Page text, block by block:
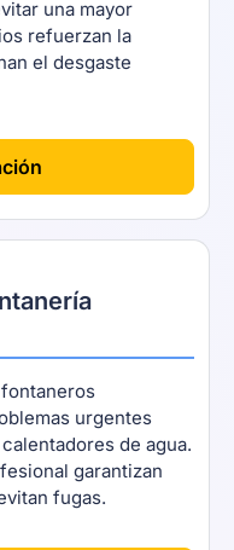
una mayor
refuerzan la
el desgaste
]
urgentes
de agua.
garantizan
fugas.